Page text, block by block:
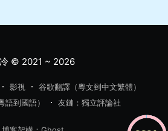
暫時逃離呢個節奏越來越快嘅世
考
著的時候，我就想過，是不是讓她
那種一路直升大學的中學。我不想
苦。」 「也就是說，直子不想將來
© 2021 ~ 2026
影視
谷歌翻譯（粵文到中文繁體）
語到國語）
友鏈：獨立評論社